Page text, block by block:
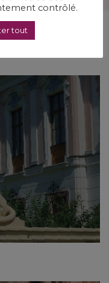
contrôlé.
tout